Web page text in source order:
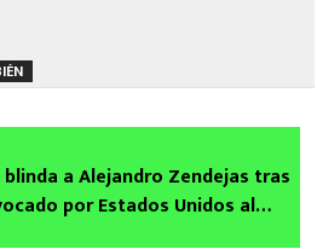
a Alejandro Zendejas tras
por Estados Unidos al